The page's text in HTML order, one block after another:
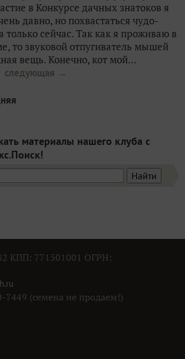
в Конкурсе дачных знатоков я
давно, но похвастаться чудо-
только сейчас. Так как я проживаю в
то звуковой отпугиватель мышей
вещь. Конечно, кот мой...
следующая →
материалы нашего клуба с
КПП: 771501001 ОГРН:
7449 (семена не продаем!)